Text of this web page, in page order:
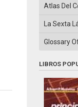
Atlas Del
La Sexta
Glossary
LIBROS